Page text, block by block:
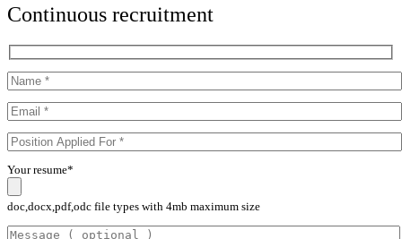
Continuous recruitment
Your resume*
doc,docx,pdf,odc file types with 4mb maximum size